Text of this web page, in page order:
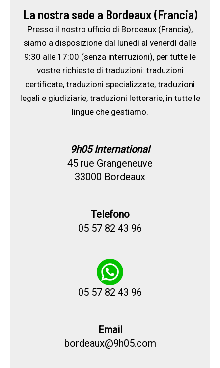
La nostra sede a Bordeaux (Francia)
Presso il nostro ufficio di Bordeaux (Francia),
siamo a disposizione dal lunedì al venerdì dalle
9:30 alle 17:00 (senza interruzioni), per tutte le
vostre richieste di traduzioni: traduzioni
certificate, traduzioni specializzate, traduzioni
legali e giudiziarie, traduzioni letterarie, in tutte le
lingue che gestiamo.
9h05 International
45 rue Grangeneuve
33000 Bordeaux
Telefono
05 57 82 43 96
05 57 82 43 96
Email
bordeaux@9h05.com